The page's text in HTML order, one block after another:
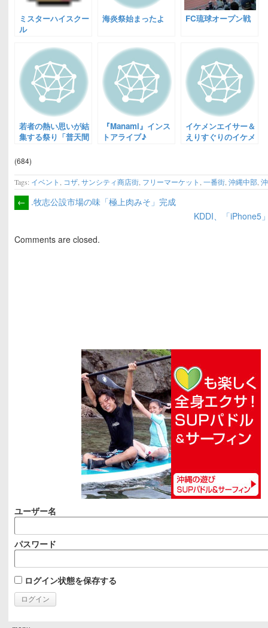
ミスターハイスクー
ル
海炎祭始まったよ FC琉球オープン戦
若者の熱い思いが結
集する祭り「普天間
『Manami』インス
トアライブ♪
イケメンエイサー＆
えりすぐりのイケメ
(684)
Tags: イベント コザ ,サンシティ商店街 フリーマーケット ,一番街 ,沖縄中部 ,
← .牧志公設市場の味「極上肉みそ」完成
KDDI、「iPhone5
Comments are closed.
ユーザー名
パスワード
ログイン状態を保存する